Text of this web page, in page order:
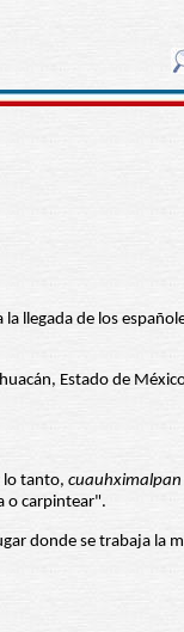
llegada de los
Estado de
lo tanto, cuauhximalpan
o carpintear".
donde se trabaja la